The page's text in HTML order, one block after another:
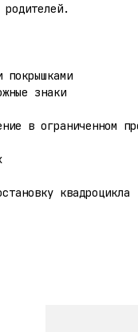
покрышками
знаки
в ограниченном
квадроцикла